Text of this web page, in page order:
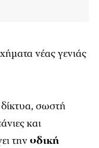
νέας γενιάς
σωστή
και
τηνοδική